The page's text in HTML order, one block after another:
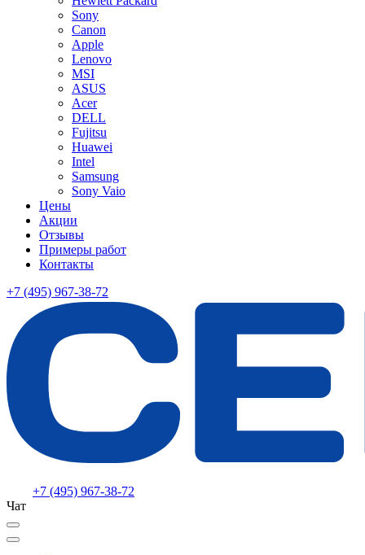
Sony
Canon
Apple
Lenovo
MSI
ASUS
Acer
DELL
Fujitsu
Huawei
Intel
Samsung
Sony Vaio
Цены
Акции
Отзывы
Примеры работ
Контакты
+7 (495) 967-38-72
+7 (495) 967-38-72
Чат